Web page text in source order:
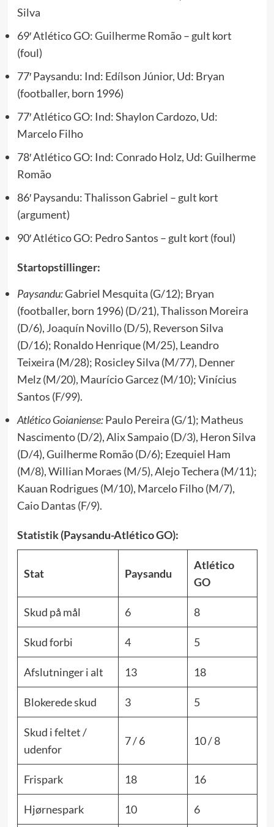
Silva
69′ Atlético GO:Guilherme Romão– gult kort
(foul)
77′ Paysandu: Ind: Edílson Júnior, Ud: Bryan
(footballer, born 1996)
77′ Atlético GO: Ind: Shaylon Cardozo, Ud:
Marcelo Filho
78′ Atlético GO: Ind: Conrado Holz, Ud: Guilherme
Romão
86′ Paysandu: Thalisson Gabriel – gult kort
(argument)
90′ Atlético GO: Pedro Santos – gult kort (foul)
Startopstillinger:
Paysandu:Gabriel Mesquita (G/12); Bryan
(footballer, born 1996) (D/21), Thalisson Moreira
(D/6), Joaquín Novillo(D/5), Reverson Silva
(D/16); Ronaldo Henrique (M/25), Leandro
Teixeira (M/28); Rosicley Silva (M/77), Denner
Melz (M/20), Maurício Garcez (M/10); Vinícius
Santos (F/99).
Atlético Goianiense:Paulo Pereira (G/1); Matheus
Nascimento (D/2), Alix Sampaio (D/3), Heron Silva
(D/4), Guilherme Romão (D/6); Ezequiel Ham
(M/8), Willian Moraes (M/5), Alejo Techera (M/11);
Kauan Rodrigues (M/10), Marcelo Filho (M/7),
Caio Dantas (F/9).
Statistik (Paysandu-Atlético GO):
Stat Paysandu
Atlético
GO
Skud på mål 6 8
Skud forbi 4 5
Afslutninger i alt 13 18
Blokerede skud 3 5
Skud i feltet /
udenfor
7 / 6 10 / 8
Frispark 18 16
Hjørnespark 10 6